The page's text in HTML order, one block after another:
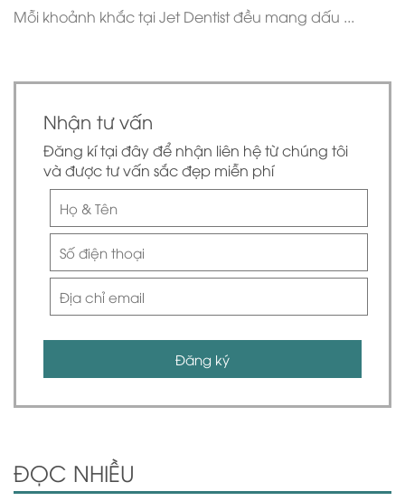
Mỗi khoảnh khắc tại Jet Dentist đều mang dấu ...
Nhận tư vấn
Đăng kí tại đây để nhận liên hệ từ chúng tôi
và được tư vấn sắc đẹp miễn phí
Đăng ký
ĐỌC NHIỀU